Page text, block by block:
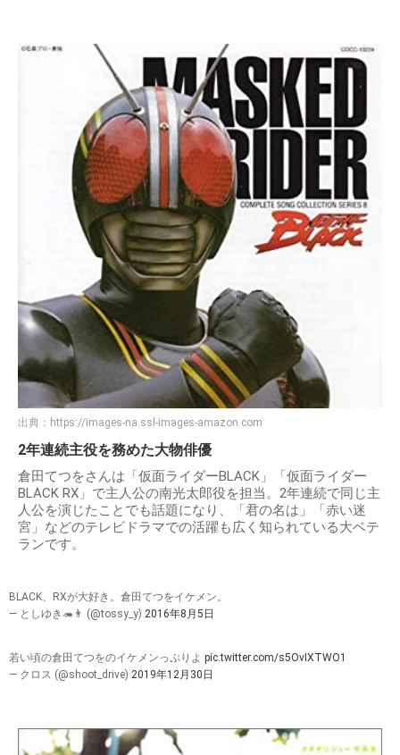
出典： https://images-na.ssl-images-amazon.com
2年連続主役を務めた大物俳優
倉田てつをさんは「仮面ライダーBLACK」「仮面ライダー
BLACK RX」で主人公の南光太郎役を担当。2年連続で同じ主
人公を演じたことでも話題になり、「君の名は」「赤い迷
宮」などのテレビドラマでの活躍も広く知られている大ベテ
ランです。
BLACK、RXが大好き。倉田てつをイケメン。
— としゆき🦔👨 (@tossy_y) 2016年8月5日
若い頃の倉田てつをのイケメンっぷりよ pic.twitter.com/s5OvIXTWO1
— クロス (@shoot_drive) 2019年12月30日